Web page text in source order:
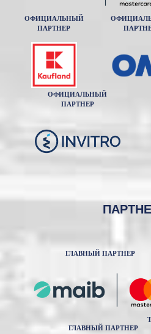
ОФИЦИАЛЬНЫЙ
ПАРТНЕР
ОФИЦИАЛЬНЫЙ
ПАРТНЕР
ГЛАВНЫЙ ПАРТНЕР
ГЛАВНЫЙ ПАРТНЕР